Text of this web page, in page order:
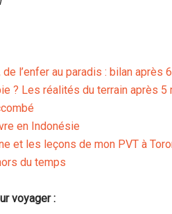
l’enfer au paradis : bilan après
? Les réalités du terrain après 5
en Indonésie
et les leçons de mon PVT à
du temps
voyager :